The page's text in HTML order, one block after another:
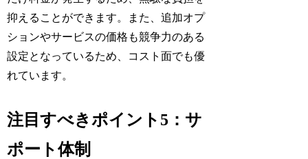
抑えることができます。また、追加オプ
ションやサービスの価格も競争力のある
設定となっているため、コスト面でも優
れています。
注目すべきポイント5：サ
ポート体制